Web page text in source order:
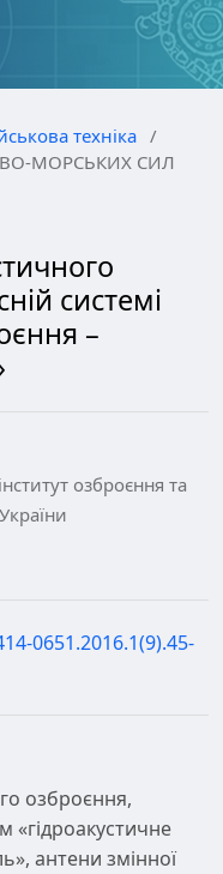
техніка /
МОРСЬКИХ СИЛ
системі
–
озброєння та
0651.2016.1(9).45-
озброєння,
«гідроакустичне
антени змінної